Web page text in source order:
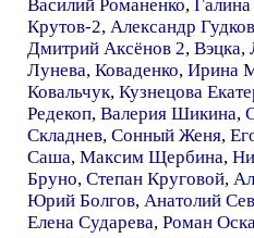
Василий Романенко,
Крутов-2, Александр
Дмитрий Аксёнов 2, Вэцка,
Лунева, Коваденко, Ирина
Ковальчук, Кузнецова
Редекоп, Валерия Шикина,
Складнев, Сонный Женя,
Саша, Максим Щербина,
Бруно, Степан Круговой,
Юрий Болгов, Анатолий
Елена Сударева, Роман